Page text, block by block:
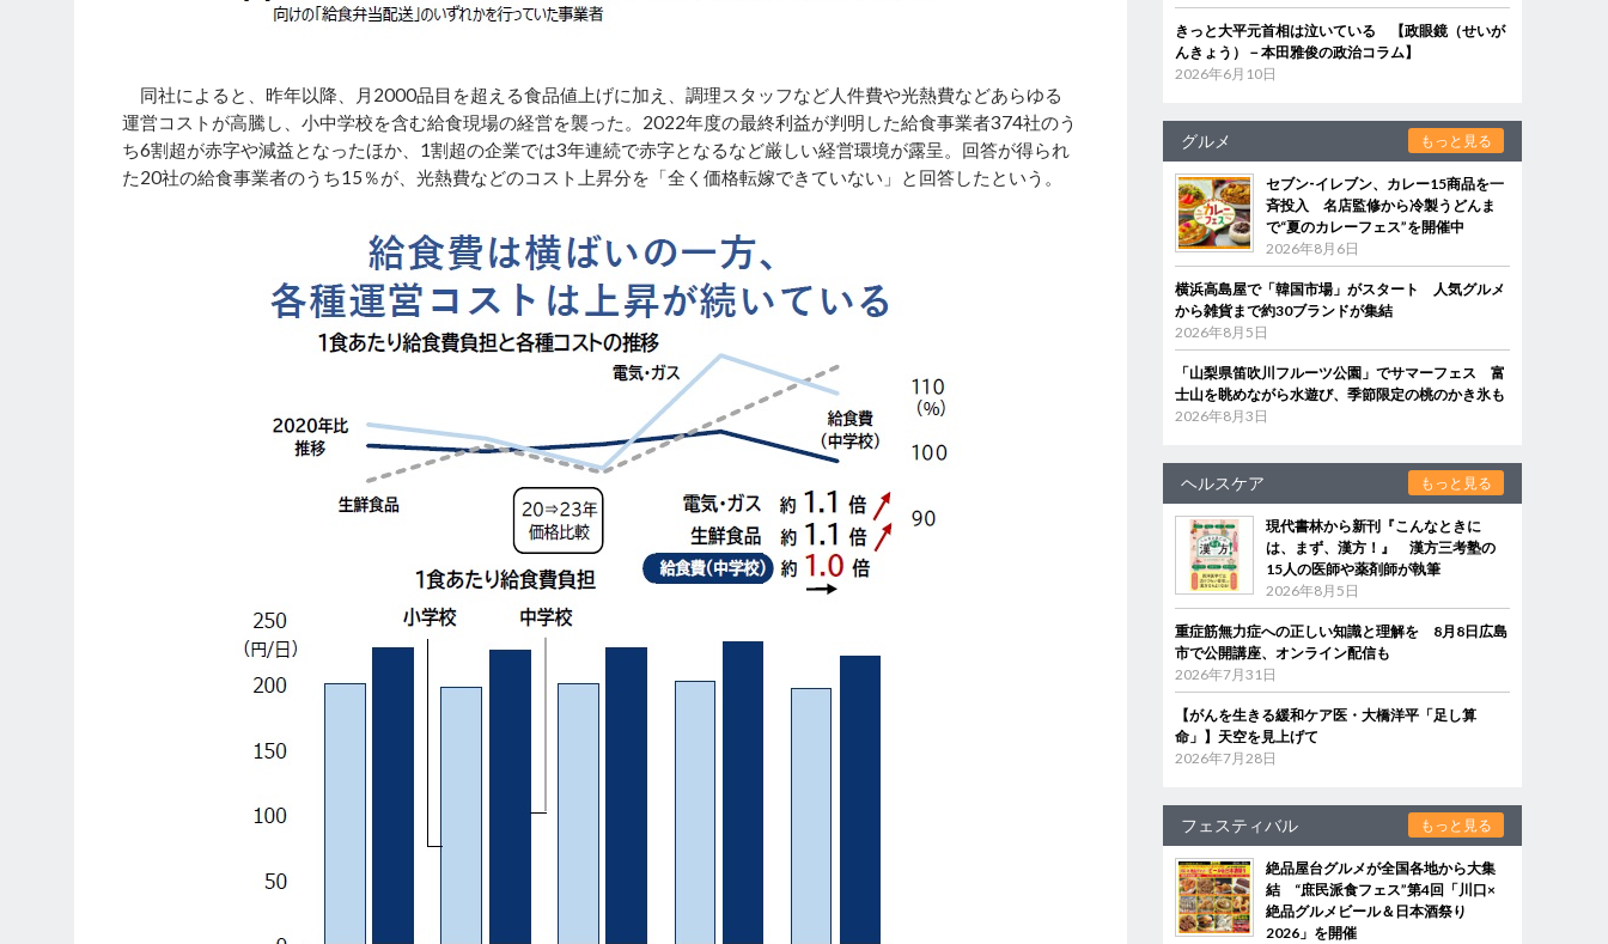
同社によると、昨年以降、月2000品目を超える食品値上げに加え、調理スタッフなど人件費や光熱費などあらゆる
運営コストが高騰し、小中学校を含む給食現場の経営を襲った。2022年度の最終利益が判明した給食事業者374社のう
ち6割超が赤字や減益となったほか、1割超の企業では3年連続で赤字となるなど厳しい経営環境が露呈。回答が得られ
た20社の給食事業者のうち15％が、光熱費などのコスト上昇分を「全く価格転嫁できていない」と回答したという。
きっと大平元首相は泣いている 【政眼鏡（せいが
んきょう）－本田雅俊の政治コラム】
2026年6月10日
グルメ もっと見る
セブン‐イレブン、カレー15商品を一
斉投入 名店監修から冷製うどんま
で“夏のカレーフェス”を開催中
2026年8月6日
横浜高島屋で「韓国市場」がスタート 人気グルメ
から雑貨まで約30ブランドが集結
2026年8月5日
「山梨県笛吹川フルーツ公園」でサマーフェス 富
士山を眺めながら水遊び、季節限定の桃のかき氷も
2026年8月3日
ヘルスケア もっと見る
現代書林から新刊『こんなときに
は、まず、漢方！』 漢方三考塾の
15人の医師や薬剤師が執筆
2026年8月5日
重症筋無力症への正しい知識と理解を 8月8日広島
市で公開講座、オンライン配信も
2026年7月31日
【がんを生きる緩和ケア医・大橋洋平「足し算
命」】天空を見上げて
2026年7月28日
フェスティバル もっと見る
絶品屋台グルメが全国各地から大集
結 “庶民派食フェス”第4回「川口×
絶品グルメビール＆日本酒祭り
2026」を開催